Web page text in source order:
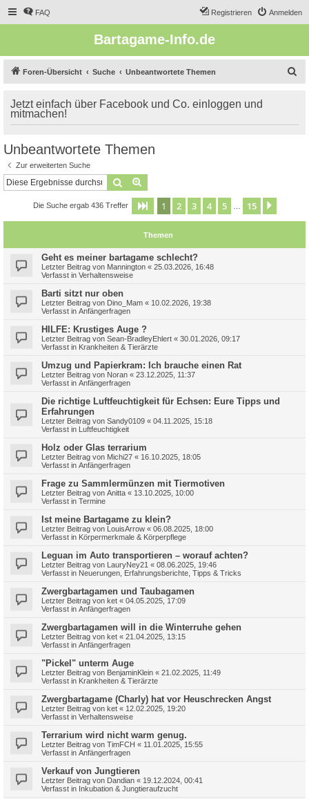
FAQ Anmelden
Registrieren
Bartagame-Info.de
Foren-Übersicht Suche Unbeantwortete Themen
Jetzt einfach über Facebook und Co. einloggen und
mitmachen!
Unbeantwortete Themen
Zur erweiterten Suche
Suche
Die Suche ergab 436 Treffer Seite 1von 15
1 2 3 4 5 15
Themen
Geht es meiner bartagame schlecht?
Letzter Beitrag von Mannington « 25.03.2026, 16:48
Verfasst in Verhaltensweise
Barti sitzt nur oben
Letzter Beitrag von Dino_Mam « 10.02.2026, 19:38
Verfasst in Anfängerfragen
HILFE: Krustiges Auge ?
Letzter Beitrag von Sean-BradleyEhlert « 30.01.2026, 09:17
Verfasst in Krankheiten & Tierärzte
Umzug und Papierkram: Ich brauche einen Rat
Letzter Beitrag von Noran « 23.12.2025, 11:37
Verfasst in Anfängerfragen
Die richtige Luftfeuchtigkeit für Echsen: Eure Tipps und
Erfahrungen
Letzter Beitrag von Sandy0109 « 04.11.2025, 15:18
Verfasst in Luftfeuchtigkeit
Holz oder Glas terrarium
Letzter Beitrag von Michi27 « 16.10.2025, 18:05
Verfasst in Anfängerfragen
Frage zu Sammlermünzen mit Tiermotiven
Letzter Beitrag von Anitta « 13.10.2025, 10:00
Verfasst in Termine
Ist meine Bartagame zu klein?
Letzter Beitrag von LouisArrow « 06.08.2025, 18:00
Verfasst in Körpermerkmale & Körperpflege
Leguan im Auto transportieren – worauf achten?
Letzter Beitrag von LauryNey21 « 08.06.2025, 19:46
Verfasst in Neuerungen, Erfahrungsberichte, Tipps & Tricks
Zwergbartagamen und Taubagamen
Letzter Beitrag von ket « 04.05.2025, 17:09
Verfasst in Anfängerfragen
Zwergbartagamen will in die Winterruhe gehen
Letzter Beitrag von ket « 21.04.2025, 13:15
Verfasst in Anfängerfragen
"Pickel" unterm Auge
Letzter Beitrag von BenjaminKlein « 21.02.2025, 11:49
Verfasst in Krankheiten & Tierärzte
Zwergbartagame (Charly) hat vor Heuschrecken Angst
Letzter Beitrag von ket « 12.02.2025, 19:20
Verfasst in Verhaltensweise
Terrarium wird nicht warm genug.
Letzter Beitrag von TimFCH « 11.01.2025, 15:55
Verfasst in Anfängerfragen
Verkauf von Jungtieren
Letzter Beitrag von Dandian « 19.12.2024, 00:41
Verfasst in Inkubation & Jungtieraufzucht